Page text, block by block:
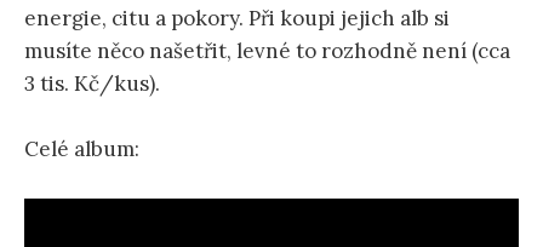
energie, citu a pokory. Při koupi jejich alb si
musíte něco našetřit, levné to rozhodně není (cca
3 tis. Kč/kus).
Celé album: